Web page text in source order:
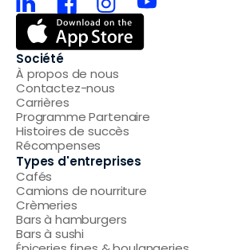
Société
À propos de nous
Contactez-nous
Carrières
Programme Partenaire
Histoires de succès
Récompenses
Types d'entreprises
Cafés
Camions de nourriture
Crèmeries
Bars à hamburgers
Bars à sushi